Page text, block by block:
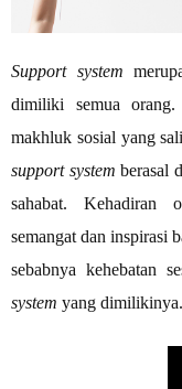
Support system
dimiliki semua orang.
makhluk sosial yang
support systemberasal
sahabat. Kehadiran
semangat dan inspirasi
sebabnya kehebatan
system yang dimilikinya.